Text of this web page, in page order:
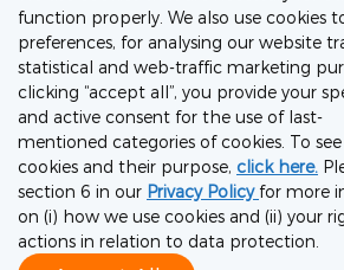
苗，公司都能够通过精深的技术专
识、一流的质量体系、先进的CMC
化的技术平台（如哺乳动物细胞、
白结合技术）以及充沛的GMP产能
供从开发到大规模商业化生产的端
市场交付疫苗和预防性抗体产品，
航。如需了解更多信息，请访
function properly. We also use cookies
preferences, for analysing our website
statistical and web-traffic marketing
clicking “accept all”, you provide your
and active consent for the use of last-
mentioned categories of cookies. To
cookies and their purpose, click here.
section 6 in our Privacy Policy for more
on (i) how we use cookies and (ii) your
actions in relation to data protection.